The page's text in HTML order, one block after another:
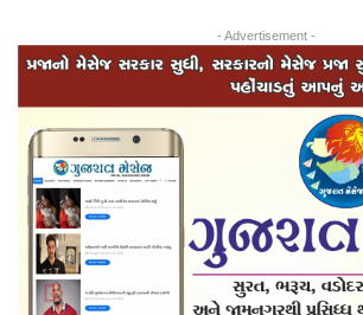
- Advertisement -
Previous